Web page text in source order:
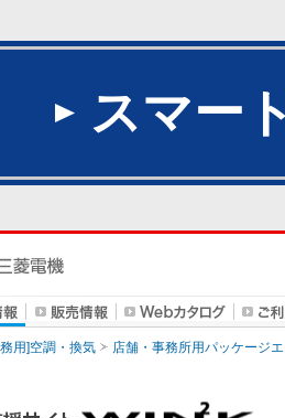
スマー
用]空調・換気 店舗・事務所用パッケージ